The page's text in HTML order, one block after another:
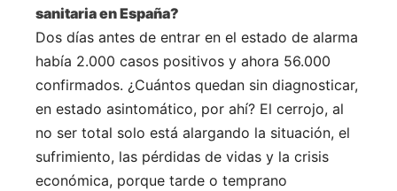
sanitaria en España?
Dos días antes de entrar en el estado de alarma
había 2.000 casos positivos y ahora 56.000
confirmados. ¿Cuántos quedan sin diagnosticar,
en estado asintomático, por ahí? El cerrojo, al
no ser total solo está alargando la situación, el
sufrimiento, las pérdidas de vidas y la crisis
económica, porque tarde o temprano